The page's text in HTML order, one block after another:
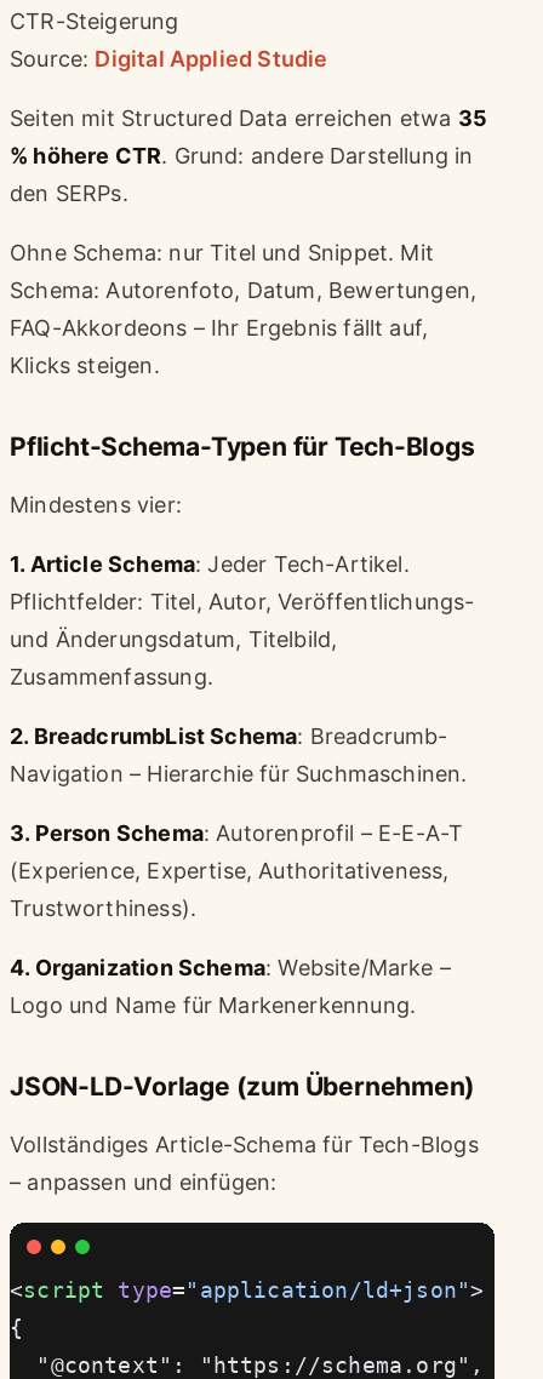
CTR-Steigerung
Source: Digital Applied Studie
Seiten mit Structured Data erreichen etwa 35
% höhere CTR. Grund: andere Darstellung in
den SERPs.
Ohne Schema: nur Titel und Snippet. Mit
Schema: Autorenfoto, Datum, Bewertungen,
FAQ-Akkordeons – Ihr Ergebnis fällt auf,
Klicks steigen.
Pflicht-Schema-Typen für Tech-Blogs
Mindestens vier:
1. Article Schema: Jeder Tech-Artikel.
Pflichtfelder: Titel, Autor, Veröffentlichungs-
und Änderungsdatum, Titelbild,
Zusammenfassung.
2. BreadcrumbList Schema: Breadcrumb-
Navigation – Hierarchie für Suchmaschinen.
3. Person Schema: Autorenprofil – E-E-A-T
(Experience, Expertise, Authoritativeness,
Trustworthiness).
4. Organization Schema: Website/Marke –
Logo und Name für Markenerkennung.
JSON-LD-Vorlage (zum Übernehmen)
Vollständiges Article-Schema für Tech-Blogs
– anpassen und einfügen:
<script type="application/ld+json">
{
  "@context": "https://schema.org",